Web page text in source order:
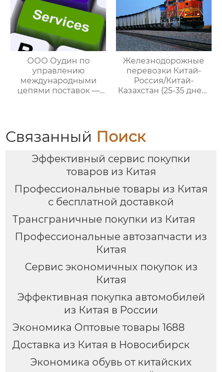
ООО Оудин по
управлению
международными
цепями поставок —
Железнодорожные
перевозки Китай-
Россия/Китай-
Казахстан (25-35 дней)
Связанный Поиск
Эффективный сервис покупки
товаров из Китая
Профессиональные товары из Китая
с бесплатной доставкой
Трансграничные покупки из Китая
Профессиональные автозапчасти из
Китая
Сервис экономичных покупок из
Китая
Эффективная покупка автомобилей
из Китая в России
Экономика Оптовые товары 1688
Доставка из Китая в Новосибирск
Экономика обувь от китайских